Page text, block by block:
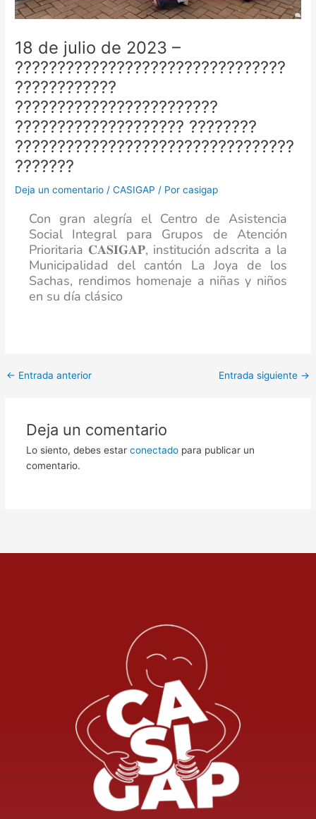
18 de julio de 2023 –
????????????????????????????????
????????????
????????????????????????
???????????????????? ????????
????????????????????????????‍?????
???‍????
Deja un comentario /CASIGAP / Porcasigap
Con gran alegría el Centro de Asistencia
Social Integral para Grupos de Atención
Prioritaria 𝐂𝐀𝐒𝐈𝐆𝐀𝐏, institución adscrita a la
Municipalidad del cantón La Joya de los
Sachas, rendimos homenaje a niñas y niños
en su día clásico
← Entrada anterior Entrada siguiente →
Deja un comentario
Lo siento, debes estar conectadopara publicar un
comentario.